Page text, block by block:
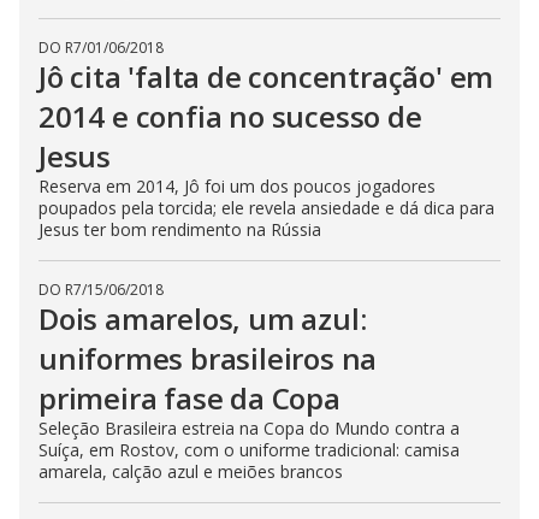
DO R7/01/06/2018
Jô cita 'falta de concentração' em
2014 e confia no sucesso de
Jesus
Reserva em 2014, Jô foi um dos poucos jogadores
poupados pela torcida; ele revela ansiedade e dá dica para
Jesus ter bom rendimento na Rússia
DO R7/15/06/2018
Dois amarelos, um azul:
uniformes brasileiros na
primeira fase da Copa
Seleção Brasileira estreia na Copa do Mundo contra a
Suíça, em Rostov, com o uniforme tradicional: camisa
amarela, calção azul e meiões brancos